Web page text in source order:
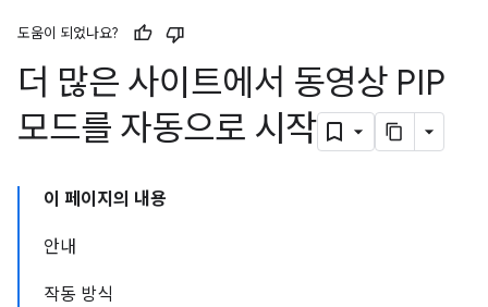
도움이 되었나요?
더 많은 사이트에서 동영상 PIP
모드를 자동으로 시작
이 페이지의 내용
안내
작동 방식